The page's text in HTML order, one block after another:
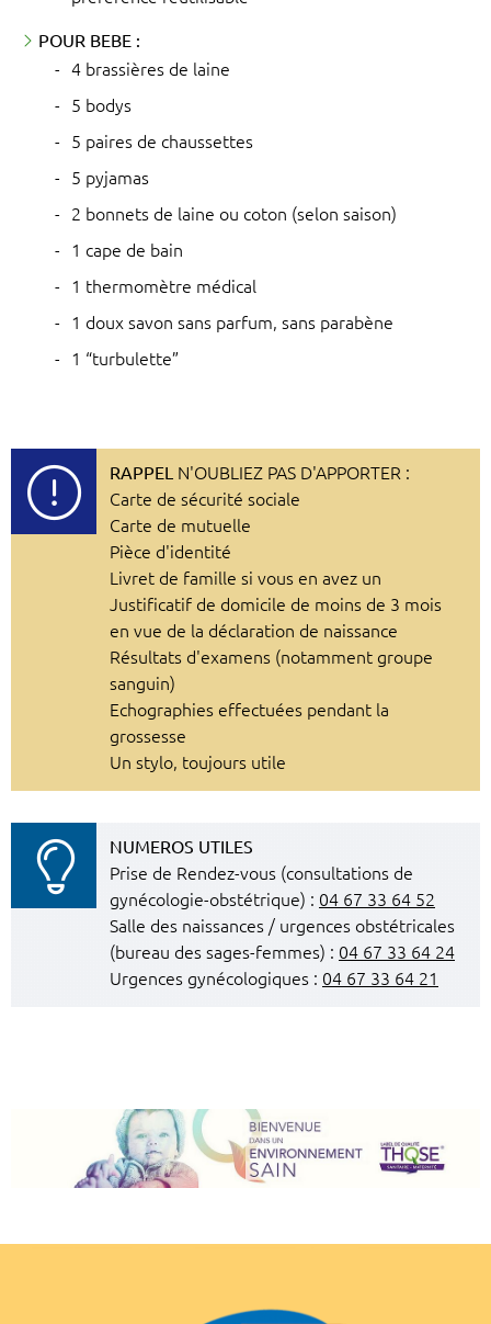
POUR BEBE :
4 brassières de laine
5 bodys
5 paires de chaussettes
5 pyjamas
2 bonnets de laine ou coton (selon saison)
1 cape de bain
1 thermomètre médical
1 doux savon sans parfum, sans parabène
1 “turbulette”
RAPPEL N'OUBLIEZ PAS D'APPORTER :
Carte de sécurité sociale
Carte de mutuelle
Pièce d'identité
Livret de famille si vous en avez un
Justificatif de domicile de moins de 3 mois
en vue de la déclaration de naissance
Résultats d'examens (notamment groupe
sanguin)
Echographies effectuées pendant la
grossesse
Un stylo, toujours utile
NUMEROS UTILES
Prise de Rendez-vous (consultations de
gynécologie-obstétrique) : 04 67 33 64 52
Salle des naissances / urgences obstétricales
(bureau des sages-femmes) : 04 67 33 64 24
Urgences gynécologiques : 04 67 33 64 21